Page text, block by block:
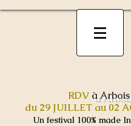
RDV à
du 29 JUILLET au 02
Un festival 100% made